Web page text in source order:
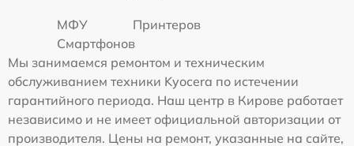
МФУ
Принтеров
Смартфонов
Мы занимаемся ремонтом и техническим
обслуживанием техники Kyocera по истечении
гарантийного периода. Наш центр в Кирове работает
независимо и не имеет официальной авторизации от
производителя. Цены на ремонт, указанные на сайте,